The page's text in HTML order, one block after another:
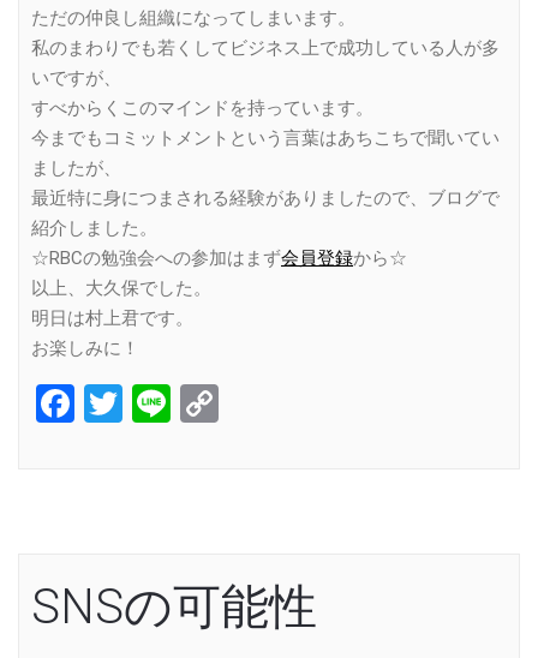
ただの仲良し組織になってしまいます。
私のまわりでも若くしてビジネス上で成功している人が多
いですが、
すべからくこのマインドを持っています。
今までもコミットメントという言葉はあちこちで聞いてい
ましたが、
最近特に身につまされる経験がありましたので、ブログで
紹介しました。
☆RBCの勉強会への参加はまず会員登録から☆
以上、大久保でした。
明日は村上君です。
お楽しみに！
Facebook
Twitter
Line
SNSの可能性